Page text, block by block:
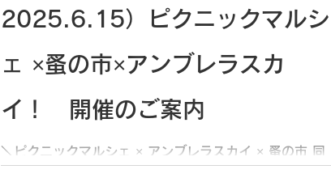
2025.6.15）ピクニックマルシ
ェ ×蚤の市×アンブレラスカ
イ！ 開催のご案内
＼ピクニックマルシェ × アンブレラスカイ × 蚤の市 同
時開催🎉／ 初夏の十勝ヒルズが、まるごと遊び場になる